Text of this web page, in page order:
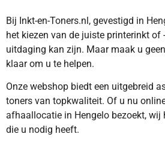
Bij Inkt-en-Toners.nl, gevestigd in
het kiezen van de juiste printerinkt of
uitdaging kan zijn. Maar maak u
klaar om u te helpen.
Onze webshop biedt een uitgebreid
toners van topkwaliteit. Of u nu
afhaallocatie in Hengelo bezoekt, wij
die u nodig heeft.